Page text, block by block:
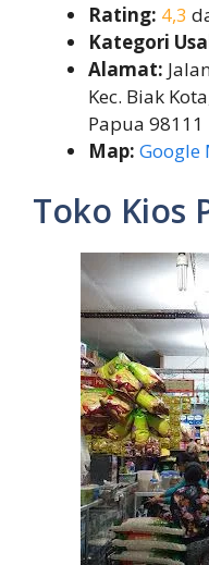
Rating: 4,3
Kategori
Alamat:
Kec. Biak
Papua 98111
Map: Google
Toko Kios